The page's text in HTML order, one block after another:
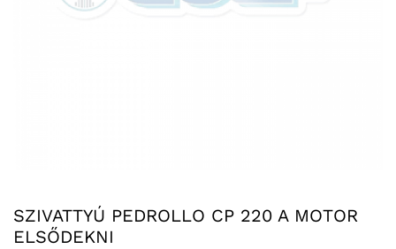
SZIVATTYÚ PEDROLLO CP 220 A MOTOR
ELSŐDEKNI